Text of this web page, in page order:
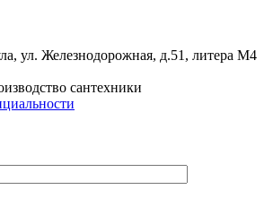
ул. Железнодорожная, д.51, литера М4
сантехники